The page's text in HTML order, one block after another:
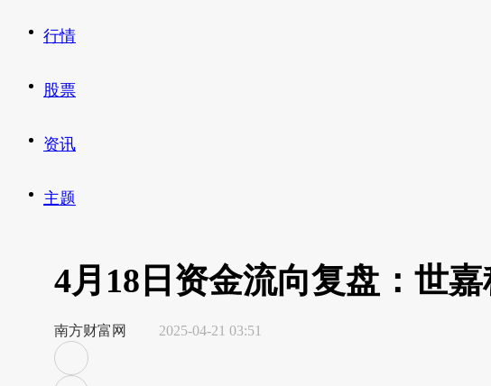
行情
股票
资讯
主题
4月18日资金流向复盘：世
南方财富网 2025-04-21 03:51